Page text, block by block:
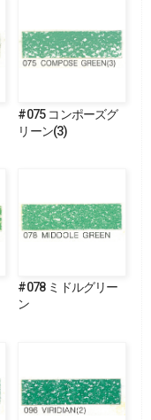
#075 コンポーズグ
リーン(3)
#078 ミドルグリー
ン